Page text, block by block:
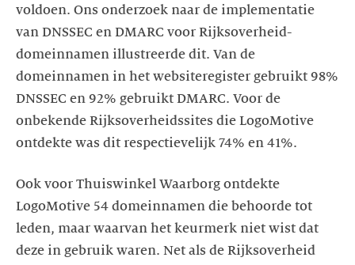
voldoen. Ons onderzoek naar de implementatie
van DNSSEC en DMARC voor Rijksoverheid-
domeinnamen illustreerde dit. Van de
domeinnamen in het websiteregister gebruikt 98%
DNSSEC en 92% gebruikt DMARC. Voor de
onbekende Rijksoverheidssites die LogoMotive
ontdekte was dit respectievelijk 74% en 41%.
Ook voor Thuiswinkel Waarborg ontdekte
LogoMotive 54 domeinnamen die behoorde tot
leden, maar waarvan het keurmerk niet wist dat
deze in gebruik waren. Net als de Rijksoverheid